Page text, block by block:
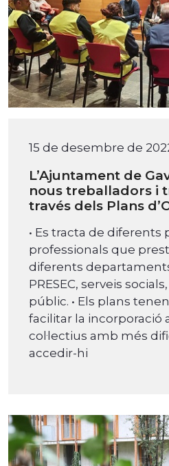
15 de desembre de
L’Ajuntament de
nous treballadors i
través dels Plans
• Es tracta de diferents
professionals que
diferents
PRESEC, serveis
públic. • Els plans
facilitar la incorporació
col·lectius amb més
accedir-hi